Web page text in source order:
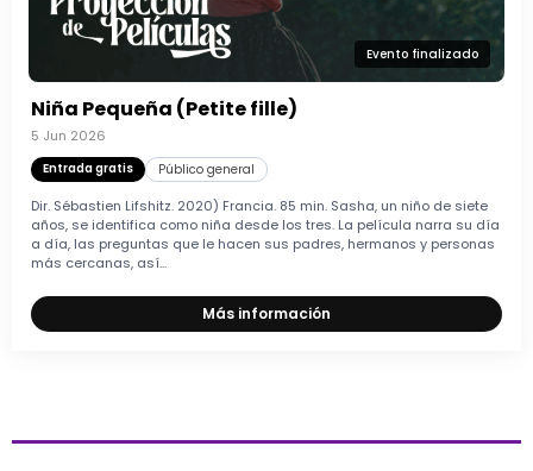
Evento finalizado
Niña Pequeña (Petite fille)
5 Jun 2026
Entrada gratis Público general
Dir. Sébastien Lifshitz. 2020) Francia. 85 min. Sasha, un niño de siete
años, se identifica como niña desde los tres. La película narra su día
a día, las preguntas que le hacen sus padres, hermanos y personas
más cercanas, así...
Más información